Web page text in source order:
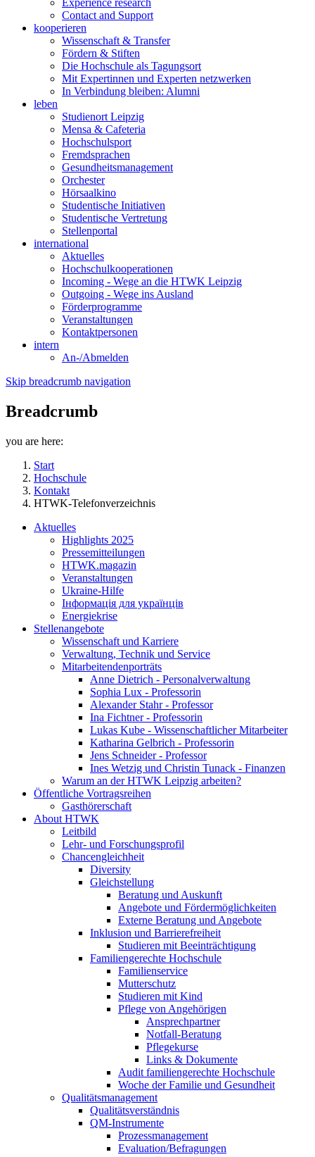
Experience research
Contact and Support
kooperieren
Wissenschaft & Transfer
Fördern & Stiften
Die Hochschule als Tagungsort
Mit Expertinnen und Experten netzwerken
In Verbindung bleiben: Alumni
leben
Studienort Leipzig
Mensa & Cafeteria
Hochschulsport
Fremdsprachen
Gesundheitsmanagement
Orchester
Hörsaalkino
Studentische Initiativen
Studentische Vertretung
Stellenportal
international
Aktuelles
Hochschulkooperationen
Incoming - Wege an die HTWK Leipzig
Outgoing - Wege ins Ausland
Förderprogramme
Veranstaltungen
Kontaktpersonen
intern
An-/Abmelden
Skip breadcrumb navigation
Breadcrumb
you are here:
Start
Hochschule
Kontakt
HTWK-Telefonverzeichnis
Aktuelles
Highlights 2025
Pressemitteilungen
HTWK.magazin
Veranstaltungen
Ukraine-Hilfe
Інформація для українців
Energiekrise
Stellenangebote
Wissenschaft und Karriere
Verwaltung, Technik und Service
Mitarbeitendenporträts
Anne Dietrich - Personalverwaltung
Sophia Lux - Professorin
Alexander Stahr - Professor
Ina Fichtner - Professorin
Lukas Kube - Wissenschaftlicher Mitarbeiter
Katharina Gelbrich - Professorin
Jens Schneider - Professor
Ines Wetzig und Christin Tunack - Finanzen
Warum an der HTWK Leipzig arbeiten?
Öffentliche Vortragsreihen
Gasthörerschaft
About HTWK
Leitbild
Lehr- und Forschungsprofil
Chancengleichheit
Diversity
Gleichstellung
Beratung und Auskunft
Angebote und Fördermöglichkeiten
Externe Beratung und Angebote
Inklusion und Barrierefreiheit
Studieren mit Beeinträchtigung
Familiengerechte Hochschule
Familienservice
Mutterschutz
Studieren mit Kind
Pflege von Angehörigen
Ansprechpartner
Notfall-Beratung
Pflegekurse
Links & Dokumente
Audit familiengerechte Hochschule
Woche der Familie und Gesundheit
Qualitätsmanagement
Qualitätsverständnis
QM-Instrumente
Prozessmanagement
Evaluation/Befragungen